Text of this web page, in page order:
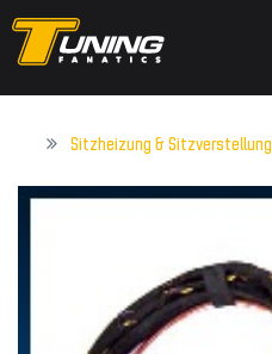
Sitzheizung & Sitzverstellung